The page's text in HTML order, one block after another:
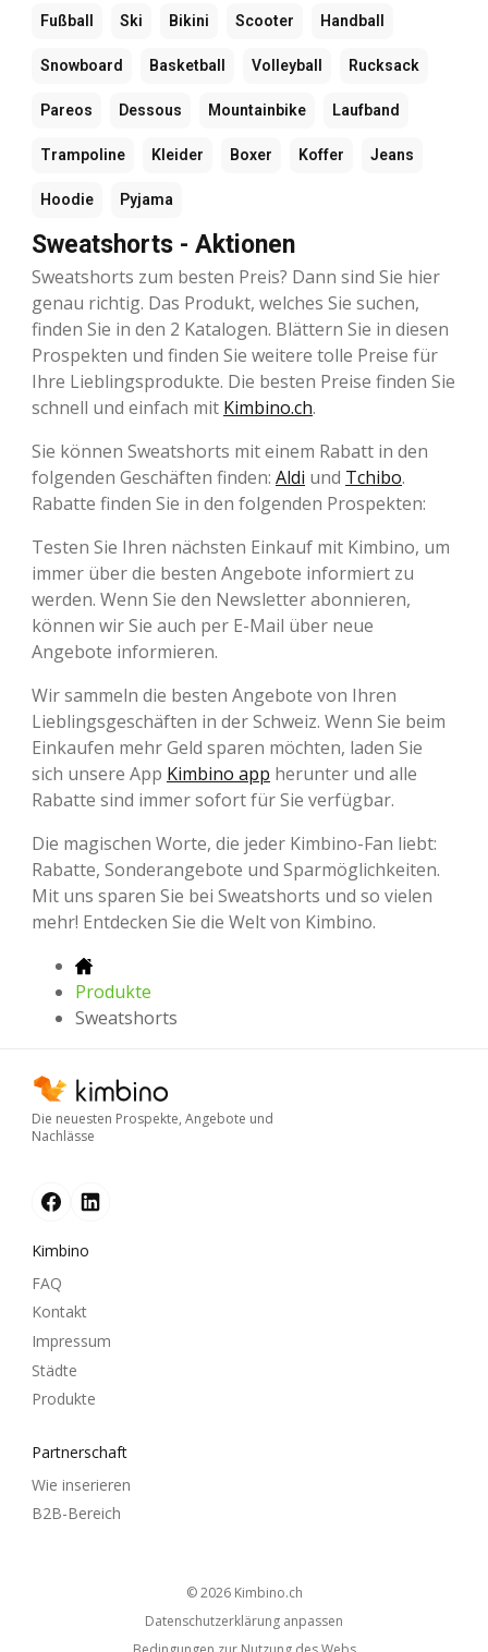
Fußball Ski Bikini Scooter Handball
Snowboard Basketball Volleyball Rucksack
Pareos Dessous Mountainbike Laufband
Trampoline Kleider Boxer Koffer Jeans
Hoodie Pyjama
Sweatshorts - Aktionen
Sweatshorts zum besten Preis? Dann sind Sie hier
genau richtig. Das Produkt, welches Sie suchen,
finden Sie in den 2 Katalogen. Blättern Sie in diesen
Prospekten und finden Sie weitere tolle Preise für
Ihre Lieblingsprodukte. Die besten Preise finden Sie
schnell und einfach mit Kimbino.ch.
Sie können Sweatshorts mit einem Rabatt in den
folgenden Geschäften finden: Aldi und Tchibo.
Rabatte finden Sie in den folgenden Prospekten:
Testen Sie Ihren nächsten Einkauf mit Kimbino, um
immer über die besten Angebote informiert zu
werden. Wenn Sie den Newsletter abonnieren,
können wir Sie auch per E-Mail über neue
Angebote informieren.
Wir sammeln die besten Angebote von Ihren
Lieblingsgeschäften in der Schweiz. Wenn Sie beim
Einkaufen mehr Geld sparen möchten, laden Sie
sich unsere App Kimbino app herunter und alle
Rabatte sind immer sofort für Sie verfügbar.
Die magischen Worte, die jeder Kimbino-Fan liebt:
Rabatte, Sonderangebote und Sparmöglichkeiten.
Mit uns sparen Sie bei Sweatshorts und so vielen
mehr! Entdecken Sie die Welt von Kimbino.
Produkte
Sweatshorts
Die neuesten Prospekte, Angebote und
Nachlässe
Kimbino
FAQ
Kontakt
Impressum
Städte
Produkte
Partnerschaft
Wie inserieren
B2B-Bereich
© 2026 kimbino.ch
Datenschutzerklärung anpassen